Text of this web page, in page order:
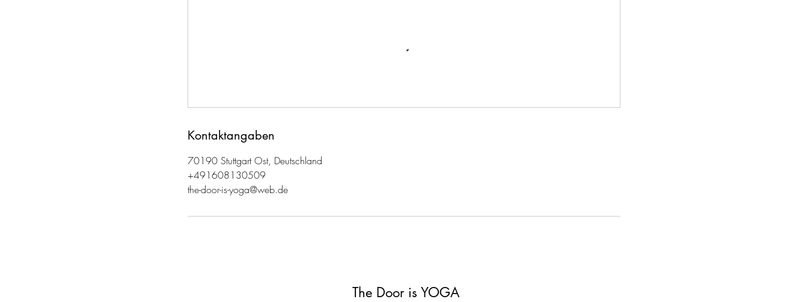
Kontaktangaben
70190 Stuttgart Ost, Deutschland
+491608130509
the-door-is-yoga@web.de
The Door is YOGA